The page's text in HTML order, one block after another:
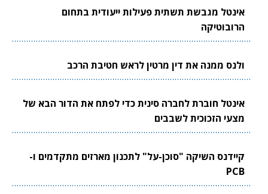
אינטל מגבשת תשתית פעילות ייעודית בתחום
הרובוטיקה
ולנס ממנה את דין מרטין לראש חטיבת הרכב
אינטל חוברת לחברה סינית כדי לפתח את הדור הבא של
מצעי הזכוכית לשבבים
קיידנס השיקה "סוכן-על" לתכנון מארזים מתקדמים ו-
PCB